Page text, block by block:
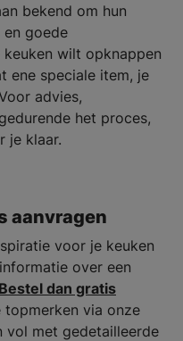
bekend om hun
goede
wilt opknappen
ene speciale item, je
advies,
het proces,
je klaar.
aanvragen
voor je keuken
over een
Bestel dan gratis
topmerken via onze
vol met gedetailleerde